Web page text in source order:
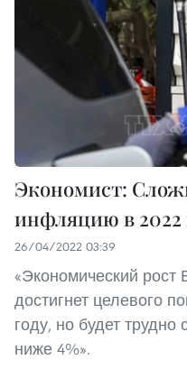
Экономист:
инфляцию в 2022
26/04/2022 03:39
«Экономический рост
достигнет целевого
году, но будет
ниже 4%».